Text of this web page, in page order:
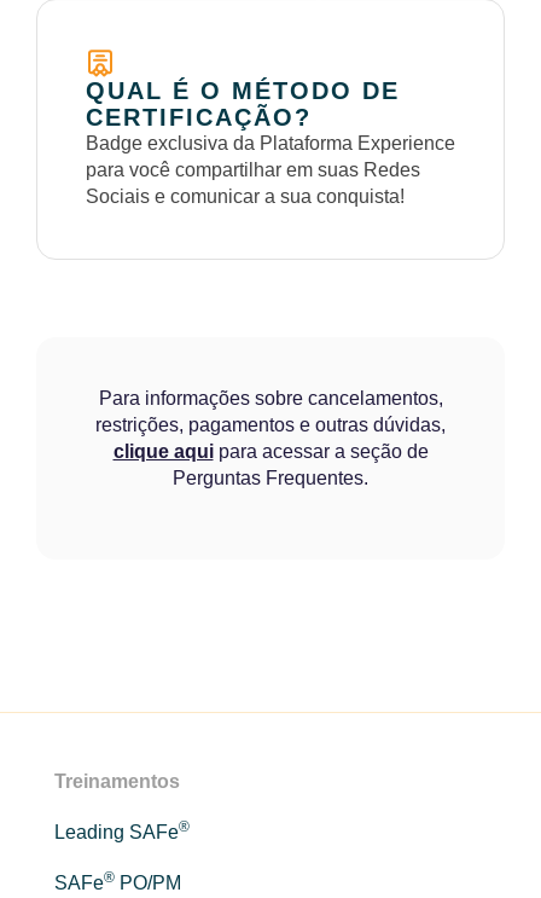
QUAL É O MÉTODO DE
CERTIFICAÇÃO?
Badge exclusiva da Plataforma Experience
para você compartilhar em suas Redes
Sociais e comunicar a sua conquista!
Para informações sobre cancelamentos,
restrições, pagamentos e outras dúvidas,
clique aquipara acessar a seção de
Perguntas Frequentes.
Treinamentos
Leading SAFe®
SAFe® PO/PM